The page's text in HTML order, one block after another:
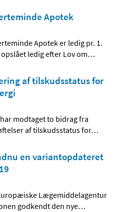
Apotek
Apotek er ledig pr. 1.
ledig efter Lov om…
af tilskudsstatus for
modtaget to bidrag fra
af tilskudsstatus for…
en variantopdateret
Lægemiddelagentur
godkendt den nye…